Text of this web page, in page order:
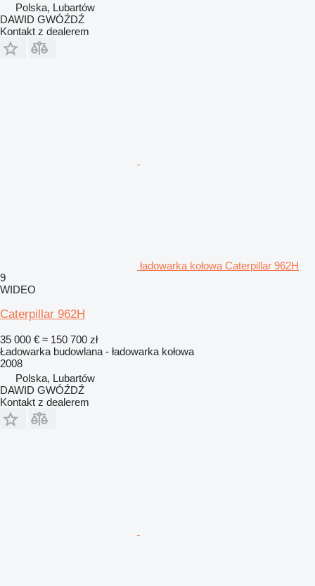
Polska, Lubartów
DAWID GWÓŹDŹ
Kontakt z dealerem
ładowarka kołowa Caterpillar 962H
9
WIDEO
Caterpillar 962H
35 000 € ≈ 150 700 zł
Ładowarka budowlana - ładowarka kołowa
2008
Polska, Lubartów
DAWID GWÓŹDŹ
Kontakt z dealerem